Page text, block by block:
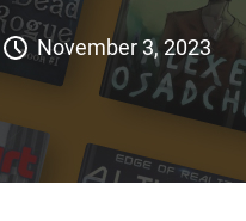
November 3, 2023